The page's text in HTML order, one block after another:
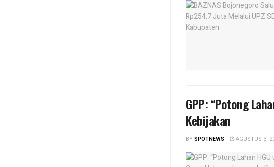
GPP: “Potong
Kebijakan
BYSPOTNEWS AGUSTUS 3,